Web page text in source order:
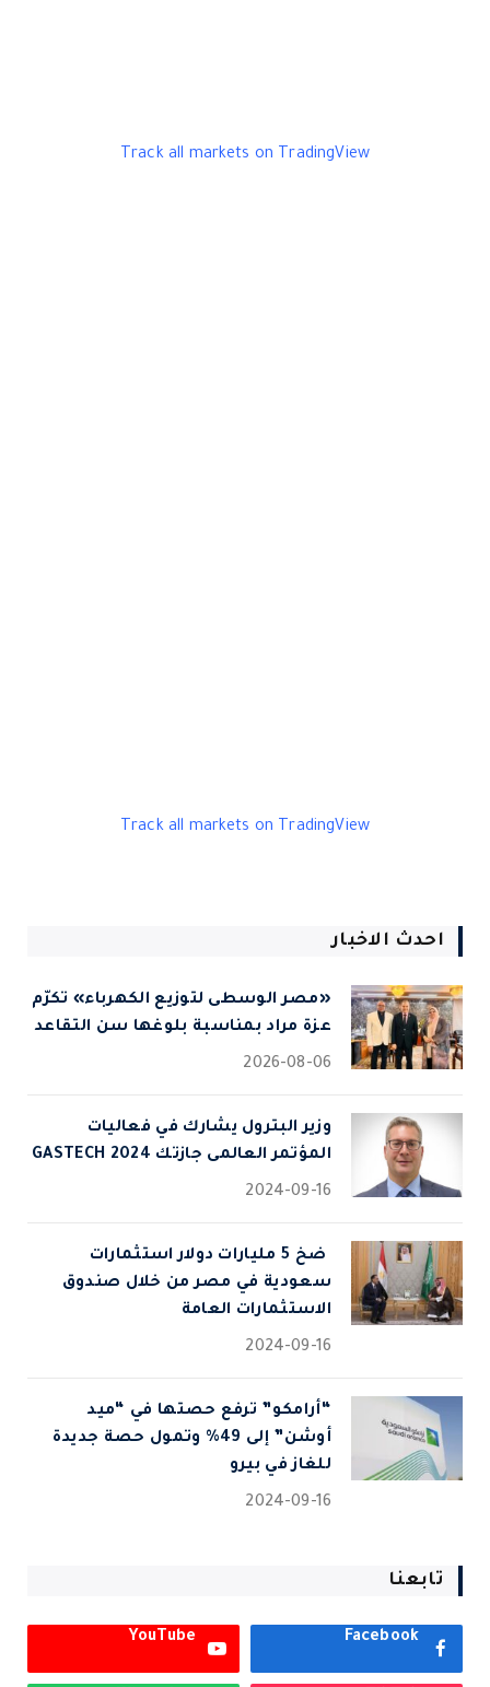
Track all markets on TradingView
Track all markets on TradingView
احدث الاخبار
«مصر الوسطى لتوزيع الكهرباء» تكرّم
عزة مراد بمناسبة بلوغها سن التقاعد
2026-08-06
وزير البترول يشارك في فعاليات
المؤتمر العالمى جازتك 2024 GASTECH
2024-09-16
⁠ ضخ 5 مليارات دولار استثمارات
سعودية في مصر من خلال صندوق
الاستثمارات العامة
2024-09-16
“أرامكو” ترفع حصتها في “ميد
أوشن” إلى 49% وتمول حصة جديدة
للغاز في بيرو
2024-09-16
تابعنا
Facebook
YouTube